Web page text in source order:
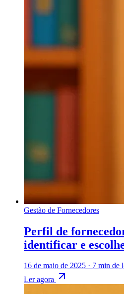
Gestão de Fornecedores
Perfil de
identificar e
16 de maio de 2025 · 7 min de
Ler agora